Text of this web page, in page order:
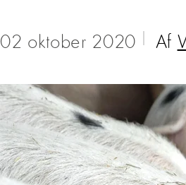
02 oktober 2020 Af